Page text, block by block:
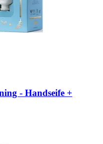
-​ Handseife +